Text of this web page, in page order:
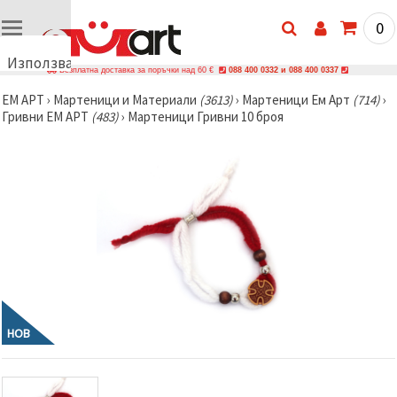
Използваме
🍪
Използваме
съгласие,
да
анализираме
трафика и
да
показваме
0
Безплатна доставка за поръчки над 60 € 088 400 0332 и 088 400 0337
ЕМ АРТ › Мартеници и Материали (3613)› Мартеници Ем Арт (714)›
Гривни ЕМ АРТ (483)› Мартеници Гривни 10 броя
НОВ